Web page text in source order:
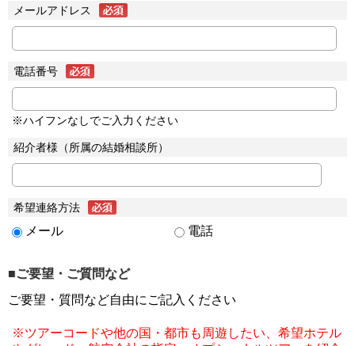
メールアドレス
電話番号
※ハイフンなしでご入力ください
紹介者様（所属の結婚相談所）
希望連絡方法
メール 電話
■ご要望・ご質問など
ご要望・質問など自由にご記入ください
※ツアーコードや他の国・都市も周遊したい、希望ホテル